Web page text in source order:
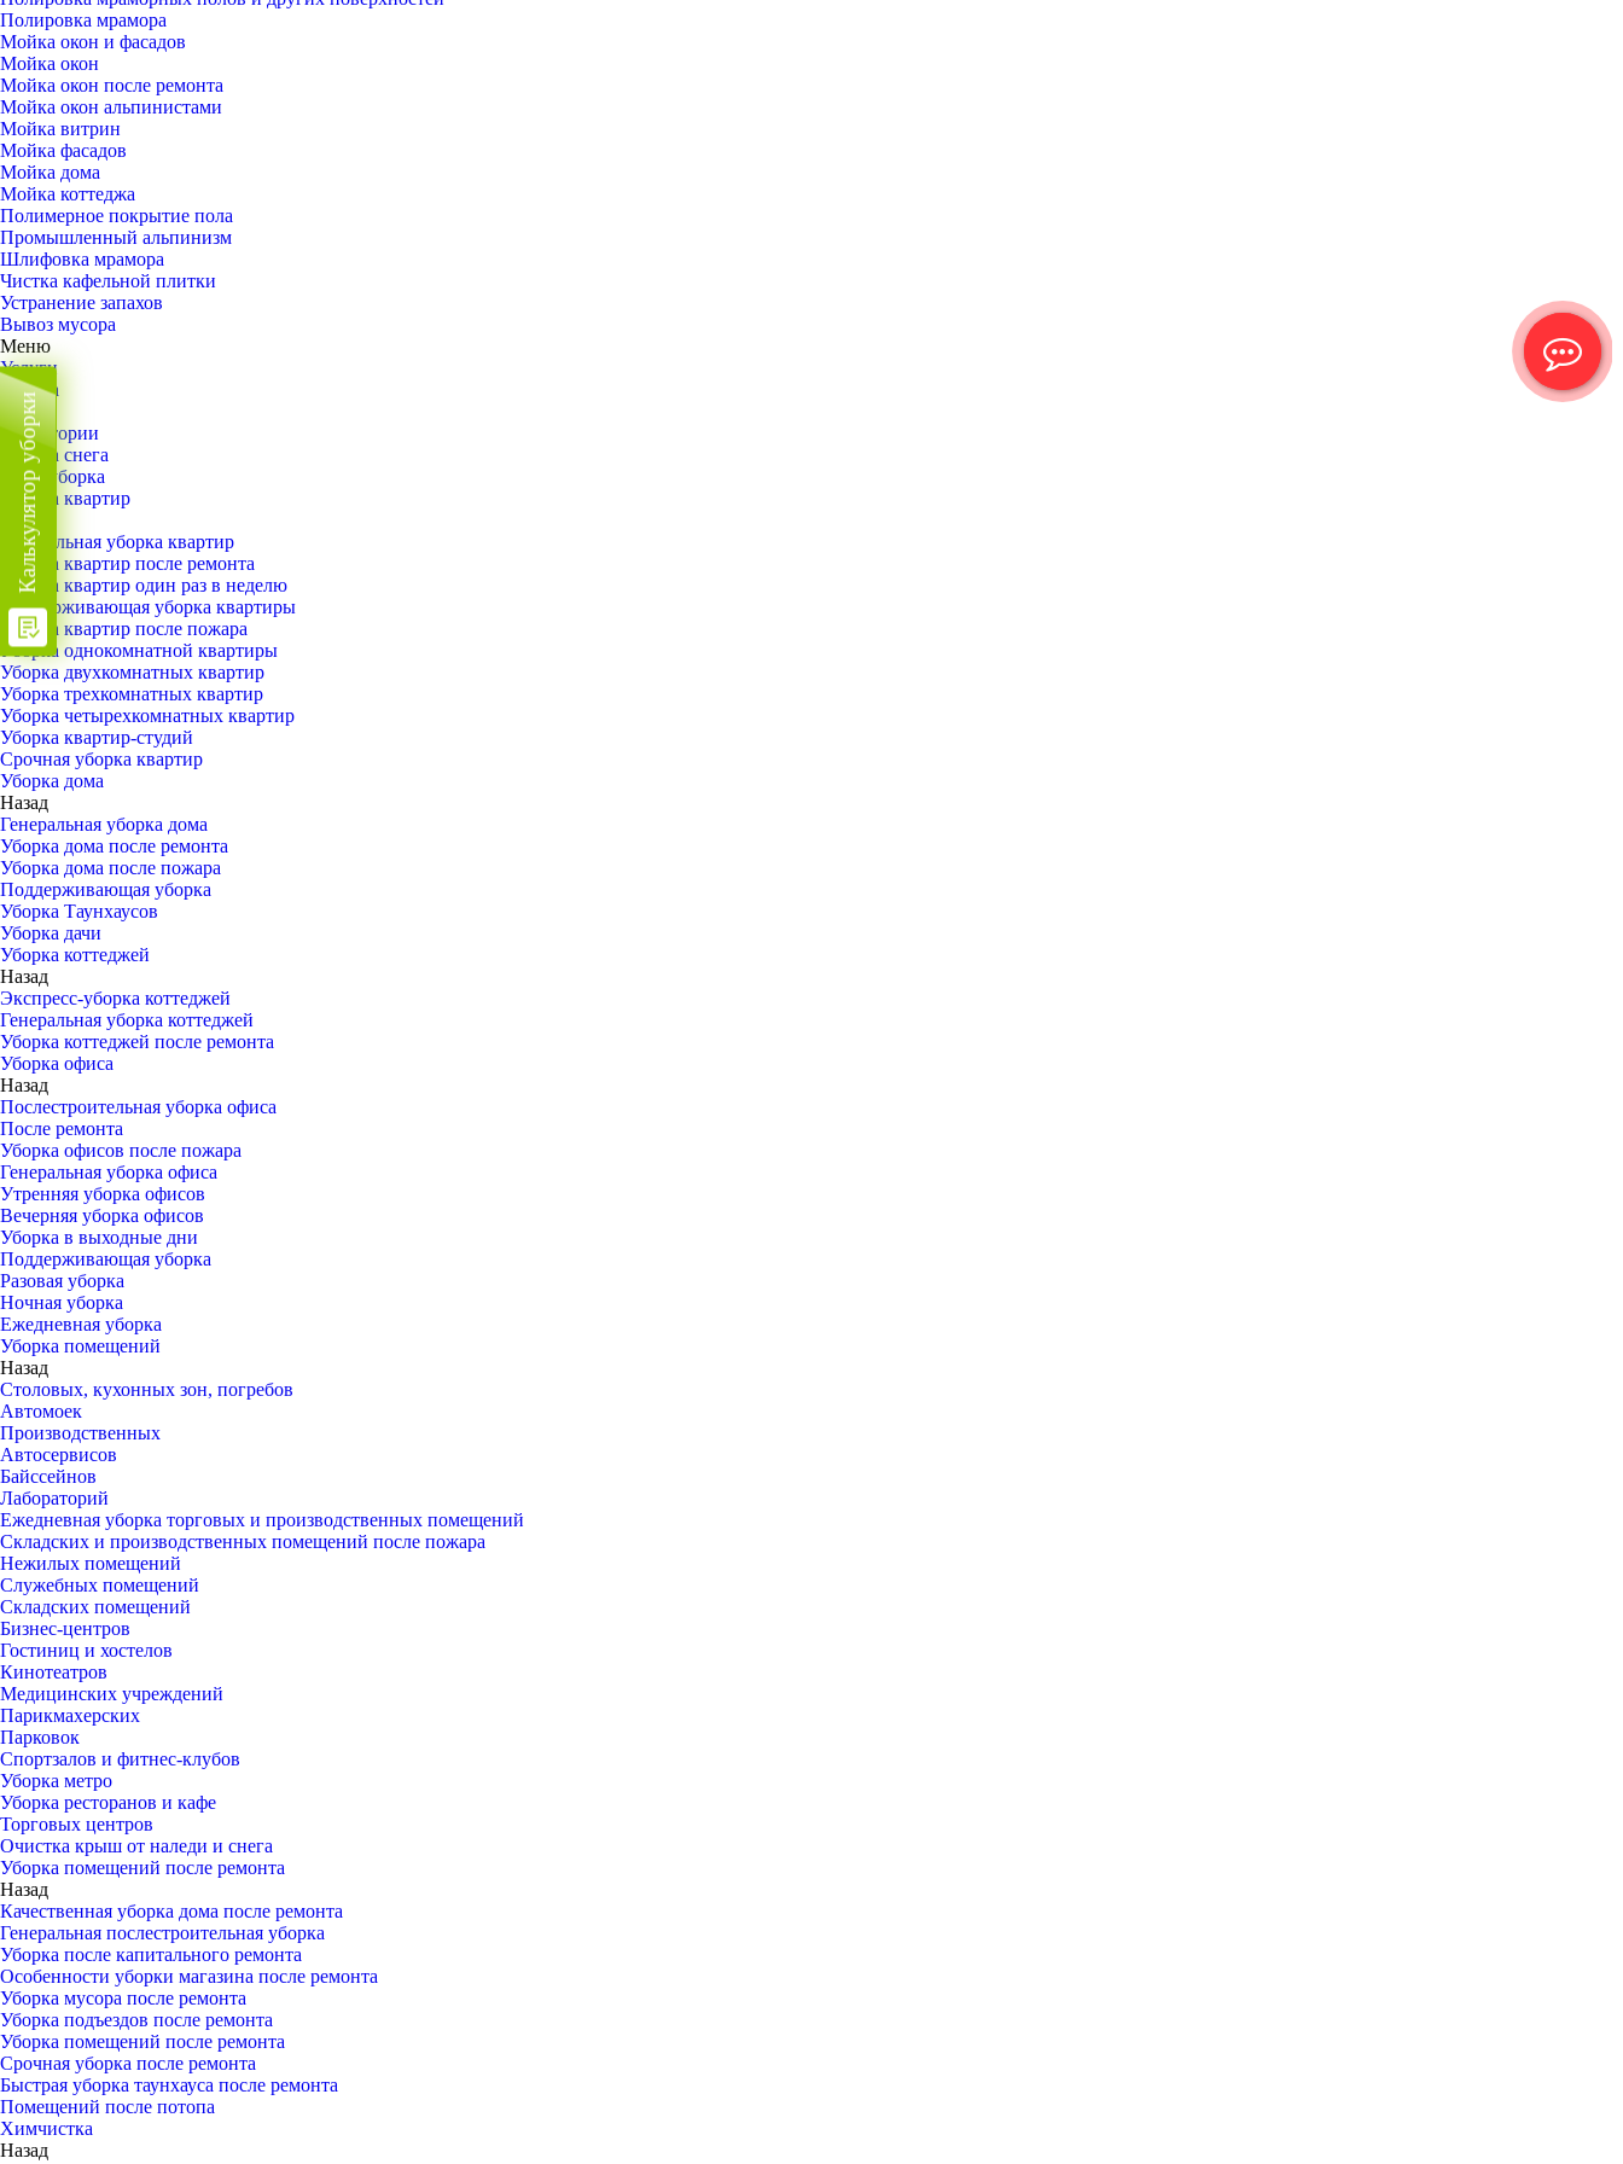
Полировка мрамора
Мойка окон и фасадов
Мойка окон
Мойка окон после ремонта
Мойка окон альпинистами
Мойка витрин
Мойка фасадов
Мойка дома
Мойка коттеджа
Полимерное покрытие пола
Промышленный альпинизм
Шлифовка мрамора
Чистка кафельной плитки
Устранение запахов
Вывоз мусора
Меню
Услуги
Уборка
Назад
Территории
Уборка снега
ВИП-уборка
Уборка квартир
Назад
Генеральная уборка квартир
Уборка квартир после ремонта
Уборка квартир один раз в неделю
Поддерживающая уборка квартиры
Уборка квартир после пожара
Уборка однокомнатной квартиры
Уборка двухкомнатных квартир
Уборка трехкомнатных квартир
Уборка четырехкомнатных квартир
Уборка квартир-студий
Срочная уборка квартир
Уборка дома
Назад
Генеральная уборка дома
Уборка дома после ремонта
Уборка дома после пожара
Поддерживающая уборка
Уборка Таунхаусов
Уборка дачи
Уборка коттеджей
Назад
Экспресс-уборка коттеджей
Генеральная уборка коттеджей
Уборка коттеджей после ремонта
Уборка офиса
Назад
Послестроительная уборка офиса
После ремонта
Уборка офисов после пожара
Генеральная уборка офиса
Утренняя уборка офисов
Вечерняя уборка офисов
Уборка в выходные дни
Поддерживающая уборка
Разовая уборка
Ночная уборка
Ежедневная уборка
Уборка помещений
Назад
Столовых, кухонных зон, погребов
Автомоек
Производственных
Автосервисов
Байссейнов
Лабораторий
Ежедневная уборка торговых и производственных помещений
Складских и производственных помещений после пожара
Нежилых помещений
Служебных помещений
Складских помещений
Бизнес-центров
Гостиниц и хостелов
Кинотеатров
Медицинских учреждений
Парикмахерских
Парковок
Спортзалов и фитнес-клубов
Уборка метро
Уборка ресторанов и кафе
Торговых центров
Очистка крыш от наледи и снега
Уборка помещений после ремонта
Назад
Качественная уборка дома после ремонта
Генеральная послестроительная уборка
Уборка после капитального ремонта
Особенности уборки магазина после ремонта
Уборка мусора после ремонта
Уборка подъездов после ремонта
Уборка помещений после ремонта
Срочная уборка после ремонта
Быстрая уборка таунхауса после ремонта
Помещений после потопа
Химчистка
Назад
Калькулятор уборки